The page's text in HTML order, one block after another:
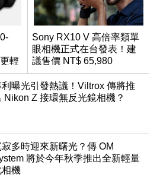
輕
Sony RX10 V 高倍率類單
眼相機正式在台發表！建
議售價 NT$ 65,980
利曝光引發熱議！Viltrox 傳將推
Nikon Z 接環無反光鏡相機？
寂多時迎來新曙光？傳 OM
將於今年秋季推出全新輕量
相機